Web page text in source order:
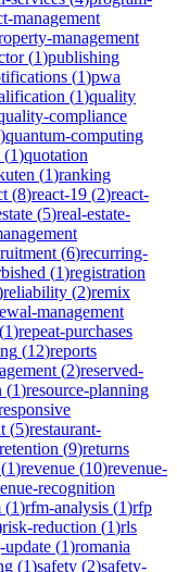
management
management
(1)publishing
(1)pwa
(1)quality
compliance
)quantum-computing
(1)quotation
(1)ranking
(8)react-19 (2)react-
(5)real-estate-
(6)recurring-
(1)registration
reliability (2)remix
management
(1)repeat-purchases
(12)reports
(2)reserved-
(1)resource-planning
(5)restaurant-
retention (9)returns
(1)revenue (10)revenue-
recognition
(1)rfm-analysis (1)rfp
risk-reduction (1)rls
(1)romania
(1)safety (2)safety-